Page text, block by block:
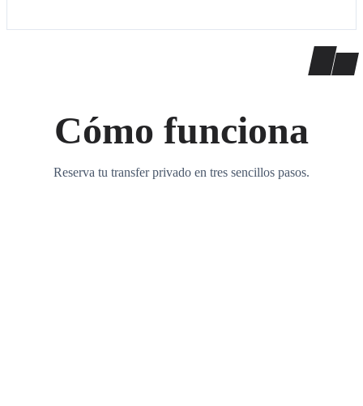
Cómo funciona
Reserva tu transfer privado en tres sencillos pasos.